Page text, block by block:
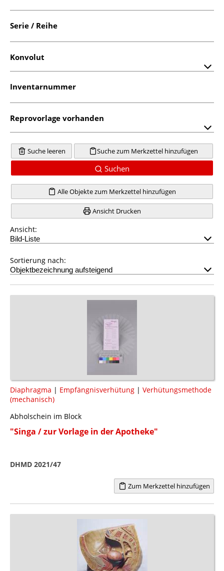
Serie / Reihe
Konvolut
Inventarnummer
Reprovorlage vorhanden
Suche leeren Suche zum Merkzettel hinzufügen
Suchen
Alle Objekte zum Merkzettel hinzufügen
Ansicht Drucken
Ansicht:
Sortierung nach:
Diaphragma | Empfängnisverhütung | Verhütungsmethode
(mechanisch)
Abholschein im Block
"Singa / zur Vorlage in der Apotheke"
DHMD 2021/47
Zum Merkzettel hinzufügen